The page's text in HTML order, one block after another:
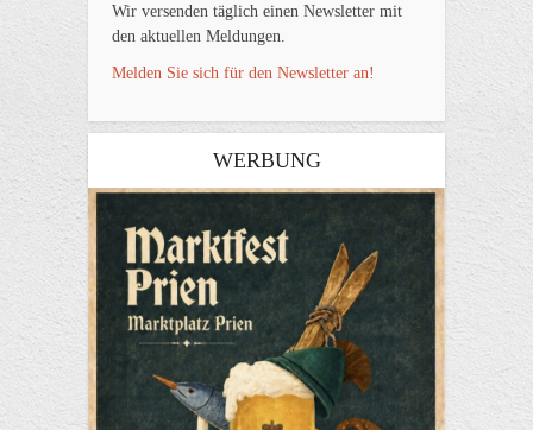
Wir versenden täglich einen Newsletter mit
den aktuellen Meldungen.
Melden Sie sich für den Newsletter an!
WERBUNG